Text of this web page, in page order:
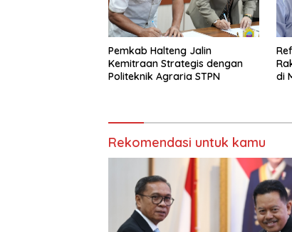
Pemkab Halteng Jalin
Kemitraan Strategis dengan
Politeknik Agraria STPN
di
Rekomendasi untuk kamu